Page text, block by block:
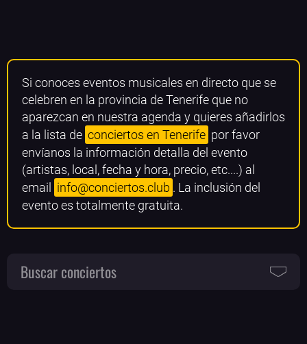
Si conoces eventos musicales en directo que se
celebren en la provincia de Tenerife que no
aparezcan en nuestra agenda y quieres añadirlos
a la lista de conciertos en Tenerife por favor
envíanos la información detalla del evento
(artistas, local, fecha y hora, precio, etc....) al
email
info@conciertos.club . La inclusión del
evento es totalmente gratuita.
Buscar conciertos